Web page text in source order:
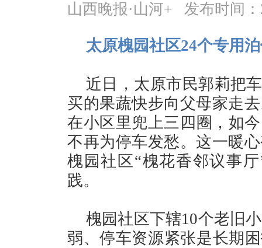
山西晚报·山河+ 发布时间：
太原槐园社区24个专用
近日，太原市民郭莉把
买的果蔬快步向父母家走
在小区里兜上三四圈，如
不再为停车发愁。这一暖
槐园社区“槐花香邻议事
践。
槐园社区下辖10个老旧
弱、停车资源紧张是长期